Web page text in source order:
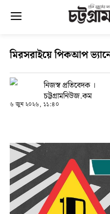
মিরসরাইয়ে পিকআপ
নিজস্ব প্রতিবেদক ।
চট্টগ্রামনিউজ.কম
৬ জুন ২০২৬, ১১:৪০